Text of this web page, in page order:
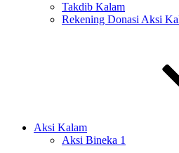
Takdib Kalam
Rekening Donasi Aksi
Aksi Kalam
Aksi Bineka 1